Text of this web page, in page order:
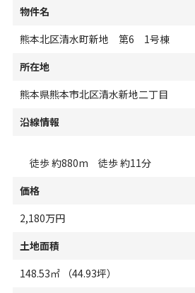
物件名
熊本北区清水町新地 第6 1号棟
所在地
熊本県熊本市北区清水新地二丁目
沿線情報
徒歩 約880m 徒歩 約11分
価格
2,180万円
土地面積
148.53㎡ （44.93坪）